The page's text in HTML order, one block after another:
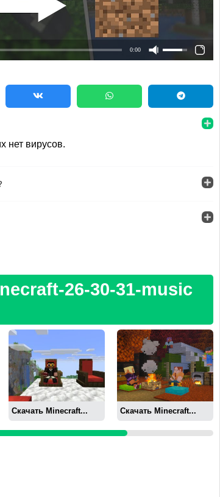
0:00
нет вирусов.
26-30-31-music
Скачать Minecraft... Скачать Minecraft...